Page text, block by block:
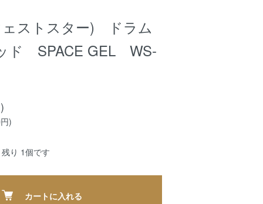
ェストスター) ドラム
ド SPACE GEL WS-
)
り 1個です
カートに入れる